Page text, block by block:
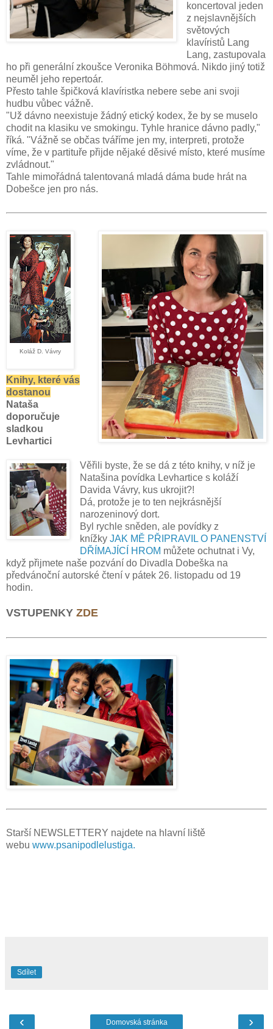
koncertoval jeden
z nejslavnějších
světových
klavíristů Lang
Lang, zastupovala
ho při generální zkoušce Veronika Böhmová. Nikdo jiný totiž
neuměl jeho repertoár.
Přesto tahle špičková klavíristka nebere sebe ani svoji
hudbu vůbec vážně.
"Už dávno neexistuje žádný etický kodex, že by se muselo
chodit na klasiku ve smokingu. Tyhle hranice dávno padly,"
říká. "Vážně se občas tváříme jen my, interpreti, protože
víme, že v partituře přijde nějaké děsivé místo, které musíme
zvládnout."
Tahle mimořádná talentovaná mladá dáma bude hrát na
Dobešce jen pro nás.
Koláž D. Vávry
Knihy, které vás
dostanou
Nataša
doporučuje
sladkou
Levhartici
Věřili byste, že se dá z této knihy, v níž je
Natašina povídka Levhartice s koláží
Davida Vávry, kus ukrojit?!
Dá, protože je to ten nejkrásnější
narozeninový dort.
Byl rychle sněden, ale povídky z
knížky JAK MĚ PŘIPRAVIL O PANENSTVÍ
DŘÍMAJÍCÍ HROM můžete ochutnat i Vy,
když přijmete naše pozvání do Divadla Dobeška na
předvánoční autorské čtení v pátek 26. listopadu od 19
hodin.
VSTUPENKY ZDE
Starší NEWSLETTERY najdete na hlavní liště
webu www.psanipodlelustiga.
Sdílet
‹ ›
Domovská stránka